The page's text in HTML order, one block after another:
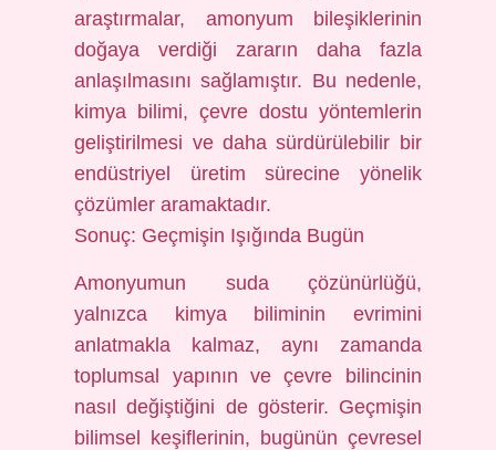
araştırmalar, amonyum bileşiklerinin
doğaya verdiği zararın daha fazla
anlaşılmasını sağlamıştır. Bu nedenle,
kimya bilimi, çevre dostu yöntemlerin
geliştirilmesi ve daha sürdürülebilir bir
endüstriyel üretim sürecine yönelik
çözümler aramaktadır.
Sonuç: Geçmişin Işığında Bugün
Amonyumun suda çözünürlüğü,
yalnızca kimya biliminin evrimini
anlatmakla kalmaz, aynı zamanda
toplumsal yapının ve çevre bilincinin
nasıl değiştiğini de gösterir. Geçmişin
bilimsel keşiflerinin, bugünün çevresel